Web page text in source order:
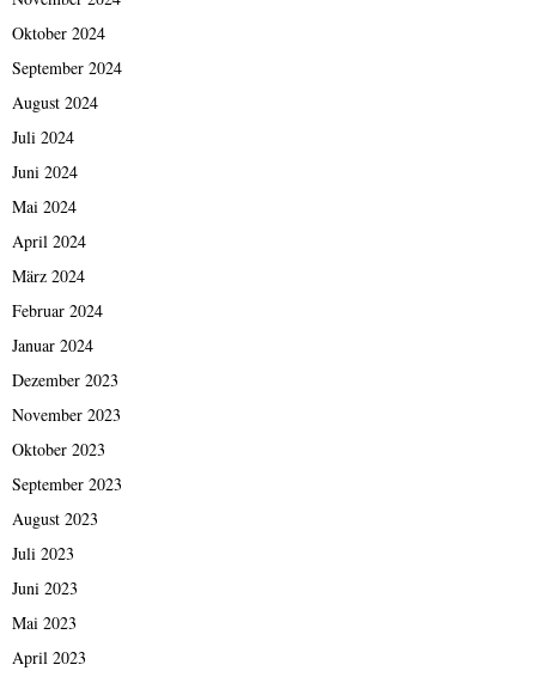
Oktober 2024
September 2024
August 2024
Juli 2024
Juni 2024
Mai 2024
April 2024
März 2024
Februar 2024
Januar 2024
Dezember 2023
November 2023
Oktober 2023
September 2023
August 2023
Juli 2023
Juni 2023
Mai 2023
April 2023